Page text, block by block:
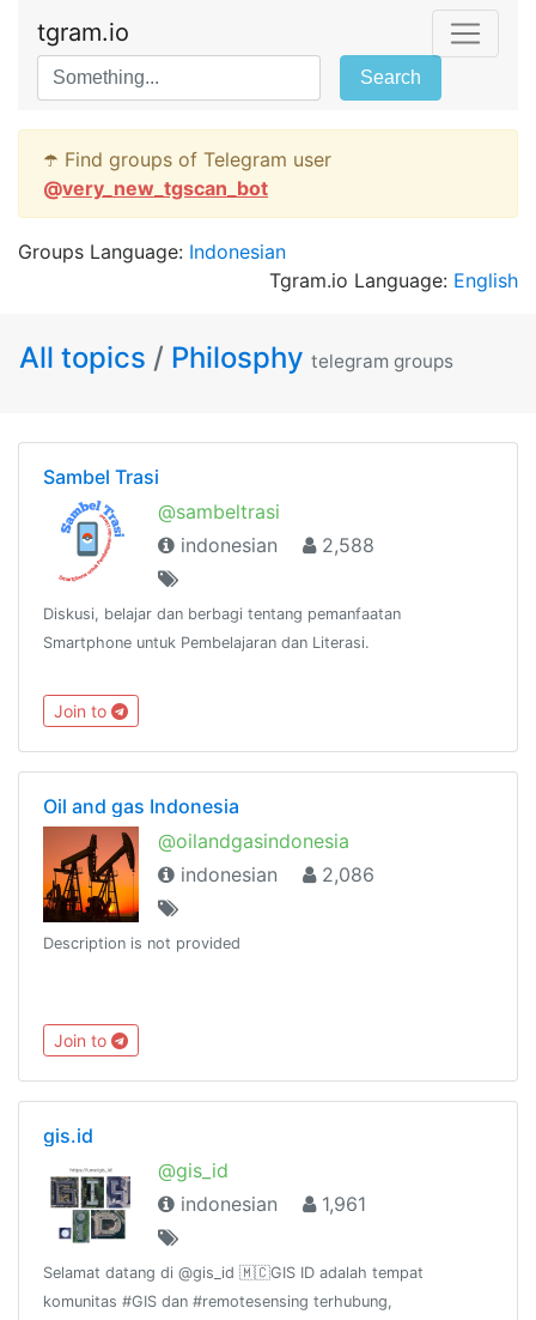
tgram.io
Search
☂️ Find groups of Telegram user
@very_new_tgscan_bot
Groups Language: Indonesian
Tgram.io Language: English
All topics / Philosphy telegram groups
Sambel Trasi
@sambeltrasi
indonesian
2,588
Diskusi, belajar dan berbagi tentang pemanfaatan
Smartphone untuk Pembelajaran dan Literasi.
Join to
Oil and gas Indonesia
@oilandgasindonesia
indonesian
2,086
Description is not provided
Join to
gis.id
@gis_id
indonesian
1,961
Selamat datang di @gis_id 🇲🇨GIS ID adalah tempat
komunitas #GIS dan #remotesensing terhubung,